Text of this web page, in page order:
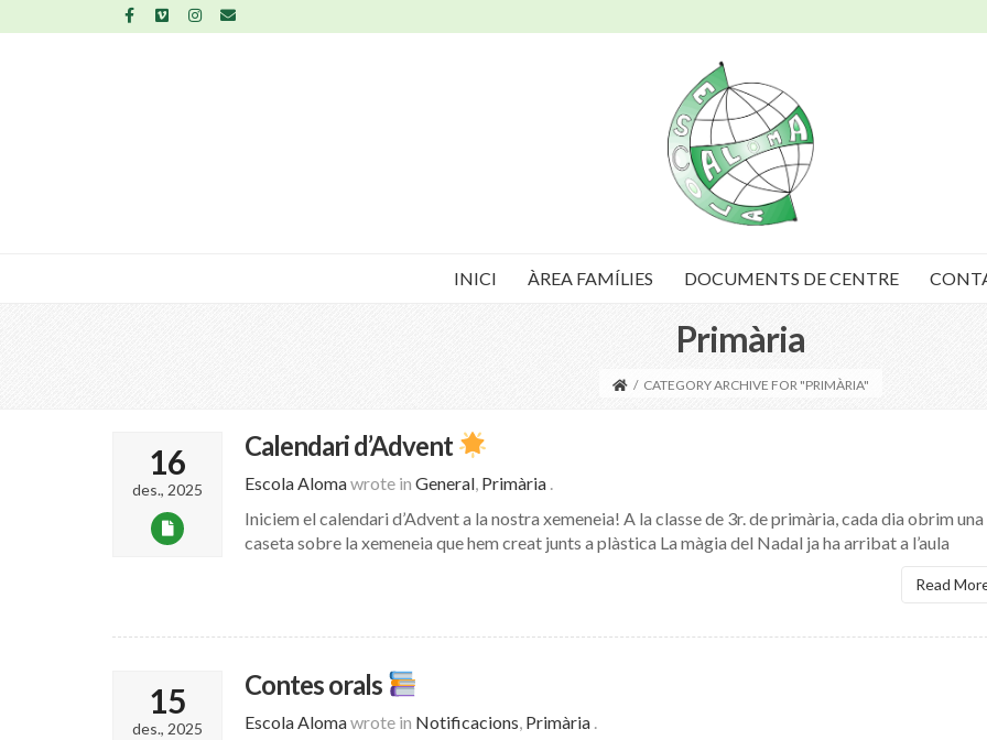
INICI ÀREA FAMÍLIES DOCUMENTS DE CENTRE
Primària
/ CATEGORY ARCHIVE FOR "PRIMÀRIA"
16
des., 2025
Calendari d’Advent
Escola Alomawrote in General, Primària .
Iniciem el calendari d’Advent a la nostra xemeneia! A la classe de 3r. de primària, cada dia obrim una
caseta sobre la xemeneia que hem creat junts a plàstica La màgia del Nadal ja ha arribat a l’aula
Read
15
des., 2025
Contes orals
Escola Alomawrote in Notificacions, Primària .